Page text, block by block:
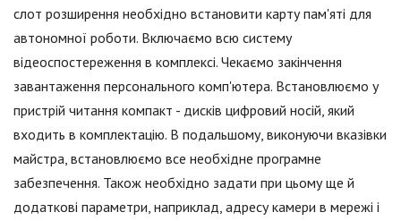
слот розширення необхідно встановити карту пам'яті для
автономної роботи. Включаємо всю систему
відеоспостереження в комплексі. Чекаємо закінчення
завантаження персонального комп'ютера. Встановлюємо у
пристрій читання компакт - дисків цифровий носій, який
входить в комплектацію. В подальшому, виконуючи вказівки
майстра, встановлюємо все необхідне програмне
забезпечення. Також необхідно задати при цьому ще й
додаткові параметри, наприклад, адресу камери в мережі і